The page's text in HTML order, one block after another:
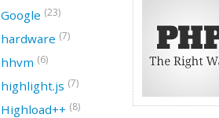
Google (23)
hardware (7)
hhvm (6)
highlight.js (7)
Highload++ (8)